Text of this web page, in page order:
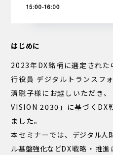
はじめに
2023年DX銘柄に選定され
行役員 デジタルトランスフ
済聡子様にお越しいただき
VISION 2030」に基づくDX
ました。
本セミナーでは、 デジタル人
ル基盤強化などDX戦略・推